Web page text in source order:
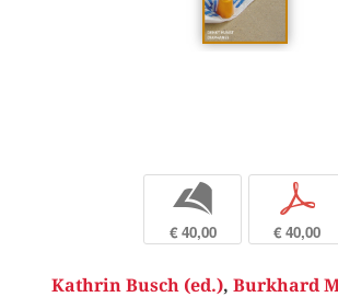
b
€ 40,00
p
€ 40,00
Kathrin Busch (ed.), Burkhard